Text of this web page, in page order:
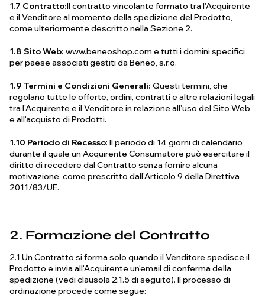
1.7 Contratto:Il contratto vincolante formato tra l'Acquirente
e il Venditore al momento della spedizione del Prodotto,
come ulteriormente descritto nella Sezione 2.
1.8 Sito Web: www.beneoshop.com e tutti i domini specifici
per paese associati gestiti da Beneo, s.r.o.
1.9 Termini e Condizioni Generali: Questi termini, che
regolano tutte le offerte, ordini, contratti e altre relazioni legali
tra l'Acquirente e il Venditore in relazione all'uso del Sito Web
e all'acquisto di Prodotti.
1.10 Periodo di Recesso: Il periodo di 14 giorni di calendario
durante il quale un Acquirente Consumatore può esercitare il
diritto di recedere dal Contratto senza fornire alcuna
motivazione, come prescritto dall'Articolo 9 della Direttiva
2011/83/UE.
2. Formazione del Contratto
2.1 Un Contratto si forma solo quando il Venditore spedisce il
Prodotto e invia all'Acquirente un'email di conferma della
spedizione (vedi clausola 2.1.5 di seguito). Il processo di
ordinazione procede come segue: